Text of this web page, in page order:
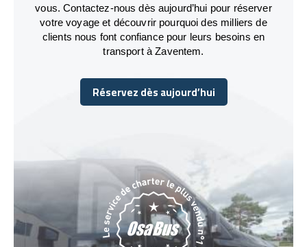
vous. Contactez-nous dès aujourd’hui pour réserver
votre voyage et découvrir pourquoi des milliers de
clients nous font confiance pour leurs besoins en
transport à Zaventem.
Réservez dès aujourd’hui
Réservez dès aujourd’hui